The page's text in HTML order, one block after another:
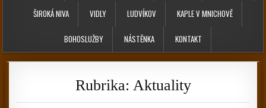
ŠIROKÁ NIVA VIDLY LUDVÍKOV KAPLE V MNICHOVĚ
BOHOSLUŽBY NÁSTĚNKA KONTAKT
Rubrika: Aktuality